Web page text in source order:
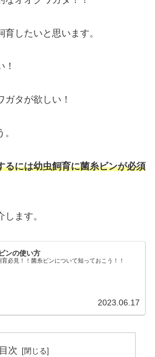
したいと思います。
タが欲しい！
るには幼虫飼育に菌糸ビンが必須
ます。
ンの使い方
育必見！！菌糸ビンについて知っておこう！！
2023.06.17
目次